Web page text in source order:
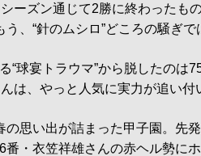
ーズン通じて2勝に終わったも
、“針のムシロ”どころの騒ぎで
“球宴トラウマ”から脱したのは
は、やっと人気に実力が追い付
思い出が詰まった甲子園。先
番・衣笠祥雄さんの赤ヘル勢に